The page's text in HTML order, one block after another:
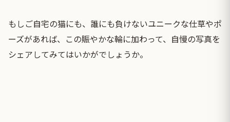
もしご自宅の猫にも、誰にも負けないユニークな仕草やポ
ーズがあれば、この賑やかな輪に加わって、自慢の写真を
シェアしてみてはいかがでしょうか。